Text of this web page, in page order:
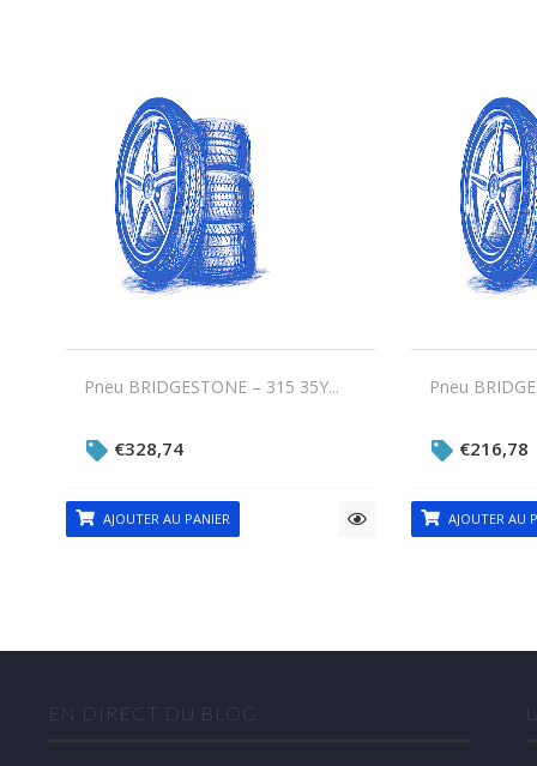
Pneu BRIDGESTONE – 315 35Y...
€328,74
AJOUTER AU PANIER
Pneu
€216,78
AJOUTER AU
EN DIRECT DU BLOG